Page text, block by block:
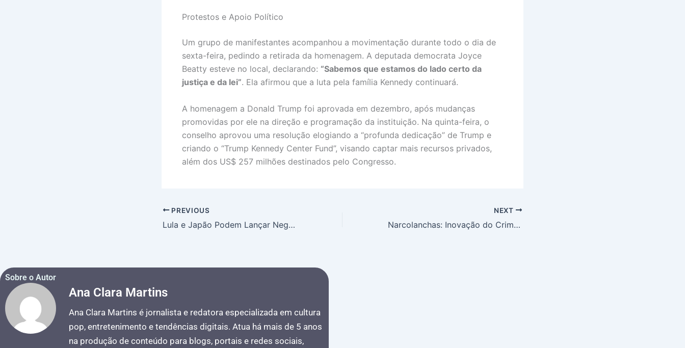
Protestos e Apoio Político
Um grupo de manifestantes acompanhou a movimentação durante todo o dia de
sexta-feira, pedindo a retirada da homenagem. A deputada democrata Joyce
Beatty esteve no local, declarando: “Sabemos que estamos do lado certo da
justiça e da lei”. Ela afirmou que a luta pela família Kennedy continuará.
A homenagem a Donald Trump foi aprovada em dezembro, após mudanças
promovidas por ele na direção e programação da instituição. Na quinta-feira, o
conselho aprovou uma resolução elogiando a “profunda dedicação” de Trump e
criando o “Trump Kennedy Center Fund”, visando captar mais recursos privados,
além dos US$ 257 milhões destinados pelo Congresso.
PREVIOUS
Lula e Japão Podem Lançar Negociação de Acordo Mercosul-Japão na Cúpula do G7 na França
NEXT
Narcolanchas: Inovação do Crime Organizado Acelera Tráfico Internacional de Drogas para Europa
Sobre o Autor
Ana Clara Martins
Ana Clara Martins é jornalista e redatora especializada em cultura
pop, entretenimento e tendências digitais. Atua há mais de 5 anos
na produção de conteúdo para blogs, portais e redes sociais,